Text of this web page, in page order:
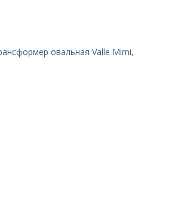
овальная Valle Mimi,